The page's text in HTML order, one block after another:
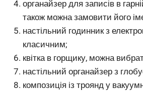
органайзер для записів в
також можна замовити його
настільний годинник з
класичним;
квітка в горщику, можна
настільний органайзер з
композиція із троянд у